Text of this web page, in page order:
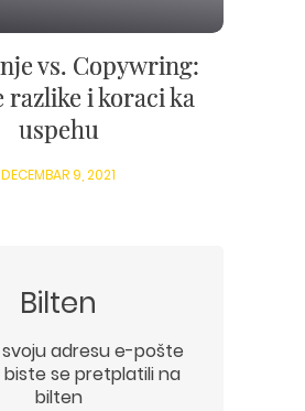
vs. Copywring:
razlike i koraci ka
uspehu
DECEMBAR 9, 2021
Bilten
adresu e-pošte
se pretplatili na
bilten